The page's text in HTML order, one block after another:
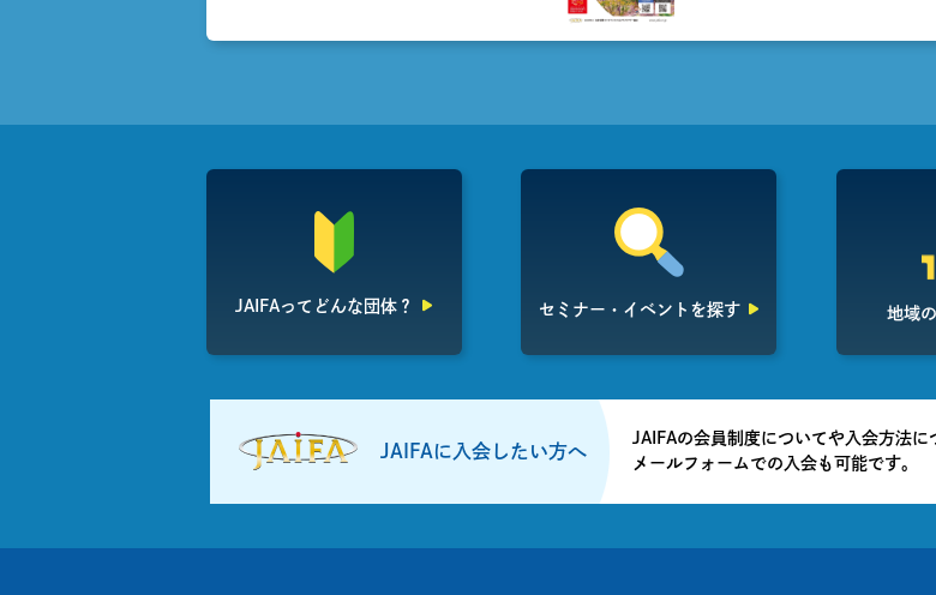
JAIFAって どんな団体？ セミナー・イベント を探す 地域
JAIFAに入会したい方へ
JAIFAの会員制度についてや入会方法に
メールフォームでの入会も可能です。